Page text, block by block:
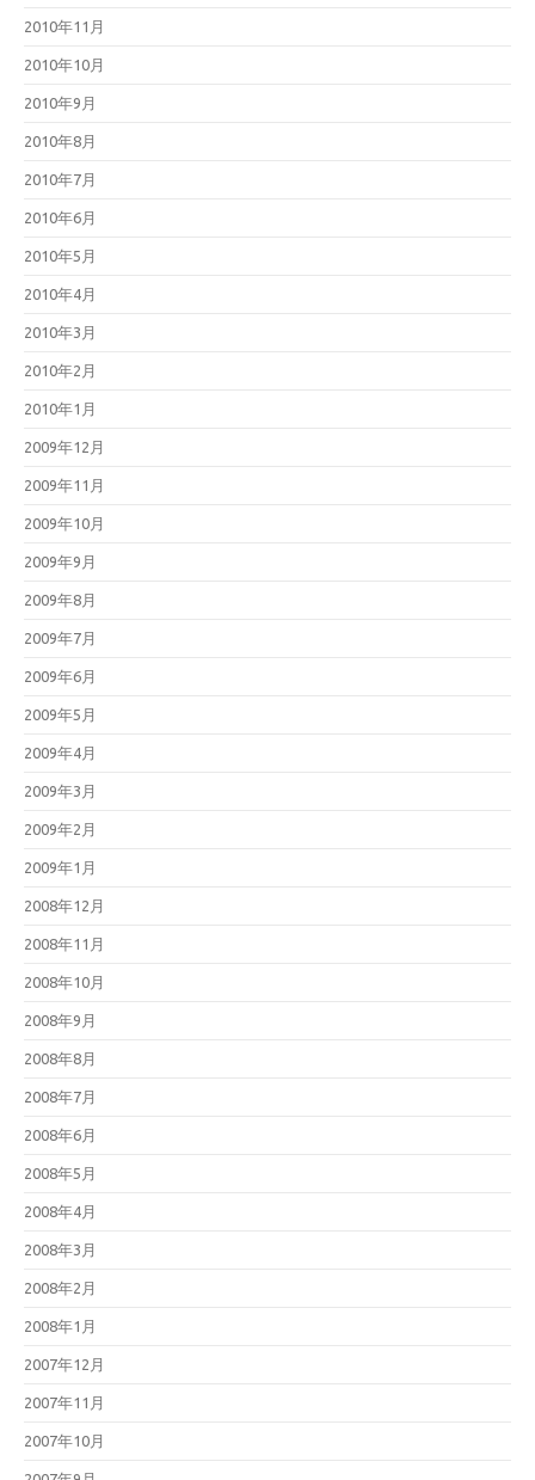
2010年11月
2010年10月
2010年9月
2010年8月
2010年7月
2010年6月
2010年5月
2010年4月
2010年3月
2010年2月
2010年1月
2009年12月
2009年11月
2009年10月
2009年9月
2009年8月
2009年7月
2009年6月
2009年5月
2009年4月
2009年3月
2009年2月
2009年1月
2008年12月
2008年11月
2008年10月
2008年9月
2008年8月
2008年7月
2008年6月
2008年5月
2008年4月
2008年3月
2008年2月
2008年1月
2007年12月
2007年11月
2007年10月